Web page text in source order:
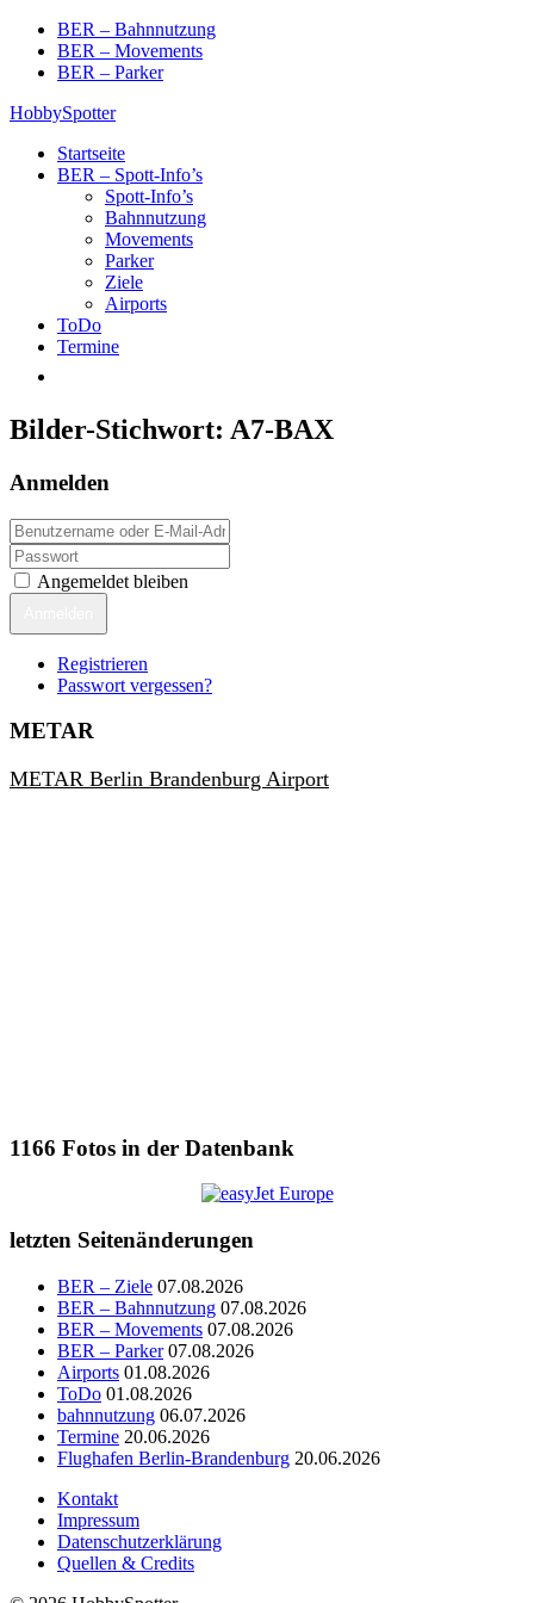
Skip
content
BER – Bahnnutzung
BER – Movements
BER – Parker
HobbySpotter
Startseite
BER – Spott-Info’s
Spott-Info’s
Bahnnutzung
Movements
Parker
Ziele
Airports
ToDo
Termine
Bilder-Stichwort: A7-BAX
Anmelden
Angemeldet bleiben
Registrieren
Passwort vergessen?
METAR
METAR Berlin Brandenburg Airport
1166 Fotos in der Datenbank
letzten Seitenänderungen
BER – Ziele 07.08.2026
BER – Bahnnutzung 07.08.2026
BER – Movements 07.08.2026
BER – Parker 07.08.2026
Airports 01.08.2026
ToDo 01.08.2026
bahnnutzung 06.07.2026
Termine 20.06.2026
Flughafen Berlin-Brandenburg 20.06.2026
Kontakt
Impressum
Datenschutzerklärung
Quellen & Credits